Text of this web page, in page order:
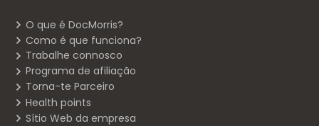
O que é DocMorris?
Como é que funciona?
Trabalhe connosco
Programa de afiliação
Torna-te Parceiro
Health points
Sítio Web da empresa